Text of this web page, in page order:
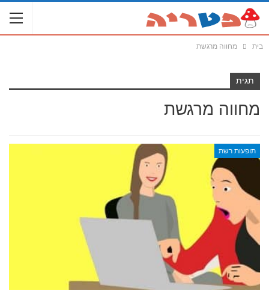
בית מחווה מרגשת
תגית
מחווה מרגשת
תופעות רשת